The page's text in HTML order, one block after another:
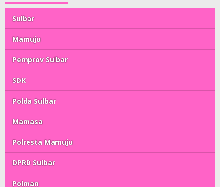
Sulbar
Mamuju
Pemprov Sulbar
SDK
Polda Sulbar
Mamasa
Polresta Mamuju
DPRD Sulbar
Polman